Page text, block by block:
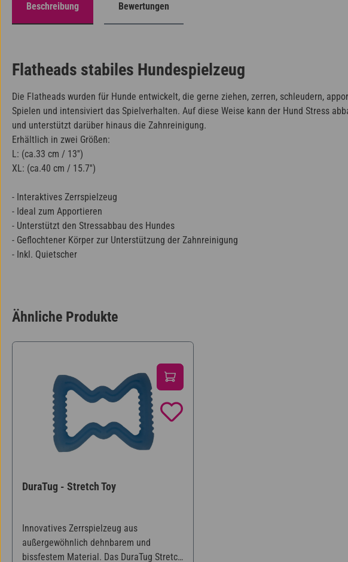
Beschreibung Bewertungen
Flatheads stabiles Hundespielzeug
Die Flatheads wurden für Hunde entwickelt, die gerne ziehen, zerren, schleudern,
Spielen und intensiviert das Spielverhalten. Auf diese Weise kann der Hund Stress
und unterstützt darüber hinaus die Zahnreinigung.
Erhältlich in zwei Größen:
L: (ca.33 cm / 13'')
XL: (ca.40 cm / 15.7'')
- Interaktives Zerrspielzeug
- Ideal zum Apportieren
- Unterstützt den Stressabbau des Hundes
- Geflochtener Körper zur Unterstützung der Zahnreinigung
- Inkl. Quietscher
Ähnliche Produkte
DuraTug - Stretch Toy
Innovatives Zerrspielzeug aus
außergewöhnlich dehnbarem und
bissfestem Material. Das DuraTug Stretch